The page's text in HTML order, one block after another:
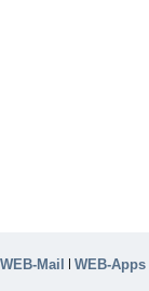
WEB-Mail | WEB-Apps